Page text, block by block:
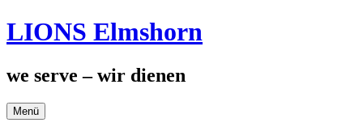
Zum
Inhalt
LIONS Elmshorn
we serve – wir dienen
Menü